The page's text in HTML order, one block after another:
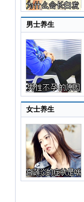
男士养生
女士养生